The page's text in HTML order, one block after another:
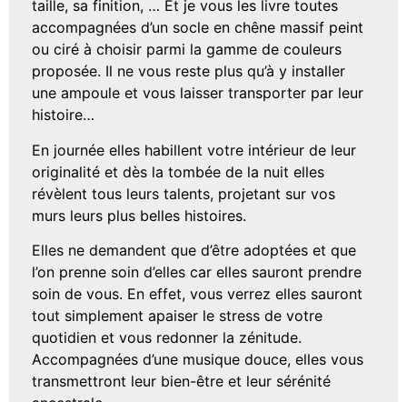
taille, sa finition, … Et je vous les livre toutes
accompagnées d’un socle en chêne massif peint
ou ciré à choisir parmi la gamme de couleurs
proposée. Il ne vous reste plus qu’à y installer
une ampoule et vous laisser transporter par leur
histoire…
En journée elles habillent votre intérieur de leur
originalité et dès la tombée de la nuit elles
révèlent tous leurs talents, projetant sur vos
murs leurs plus belles histoires.
Elles ne demandent que d’être adoptées et que
l’on prenne soin d’elles car elles sauront prendre
soin de vous. En effet, vous verrez elles sauront
tout simplement apaiser le stress de votre
quotidien et vous redonner la zénitude.
Accompagnées d’une musique douce, elles vous
transmettront leur bien-être et leur sérénité